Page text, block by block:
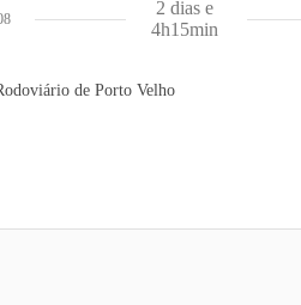
de Porto Velho
2 dias e
4h15min